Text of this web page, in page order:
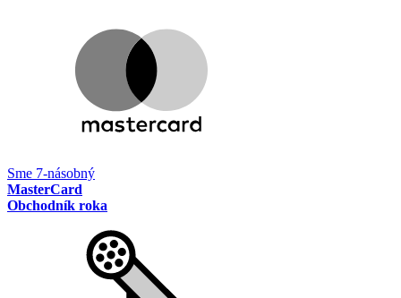
Sme 7-násobný
MasterCard
Obchodník roka